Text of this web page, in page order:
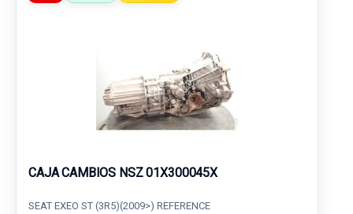
CAJA CAMBIOS NSZ 01X300045X
SEAT EXEO ST (3R5)(2009>) REFERENCE